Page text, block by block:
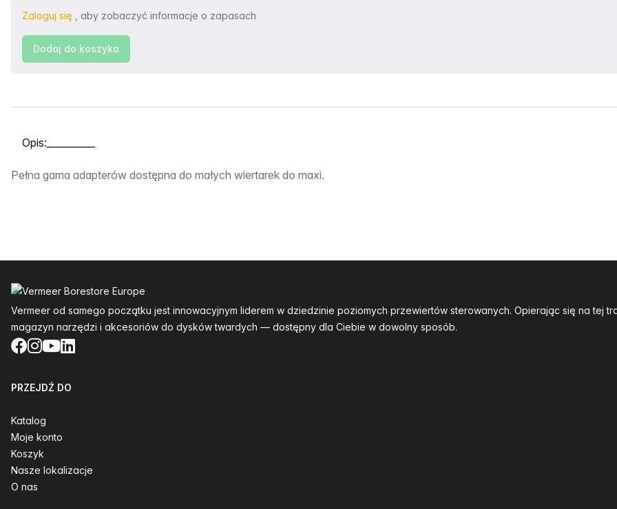
Zaloguj się , aby zobaczyć informacje o zapasach
Dodaj do koszyka
Wybierz kartę
Opis:__________
Pełna gama adapterów dostępna do małych wiertarek do maxi.
Vermeer od samego początku jest innowacyjnym liderem w dziedzinie poziomych przewiertów sterowanych. Opierając się na tej
magazyn narzędzi i akcesoriów do dysków twardych — dostępny dla Ciebie w dowolny sposób.
Facebook
Instagram
YouTube
LinkedIn
PRZEJDŹ DO
Katalog
Moje konto
Koszyk
Nasze lokalizacje
O nas